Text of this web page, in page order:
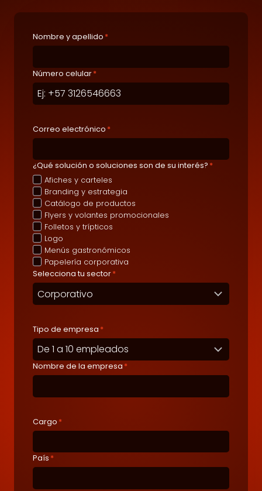
Nombre y apellido *
Número celular*
Correo electrónico *
¿Qué solución o soluciones son de su interés? *
Afiches y carteles
Branding y estrategia
Catálogo de productos
Flyers y volantes promocionales
Folletos y trípticos
Logo
Menús gastronómicos
Papelería corporativa
Selecciona tu sector*
Tipo de empresa *
Nombre de la empresa *
Cargo *
País *